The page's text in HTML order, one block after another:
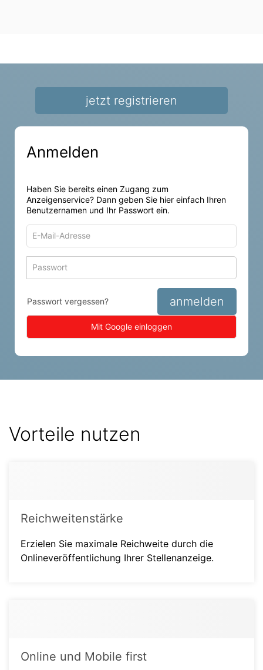
jetzt registrieren
Anmelden
Haben Sie bereits einen Zugang zum
Anzeigenservice? Dann geben Sie hier einfach Ihren
Benutzernamen und Ihr Passwort ein.
Adresse
zum
Anmelden
anmelden
Passwort vergessen?
Mit Google einloggen
Vorteile nutzen
Reichweitenstärke
Erzielen Sie maximale Reichweite durch die
Onlineveröffentlichung Ihrer Stellenanzeige.
Online und Mobile first